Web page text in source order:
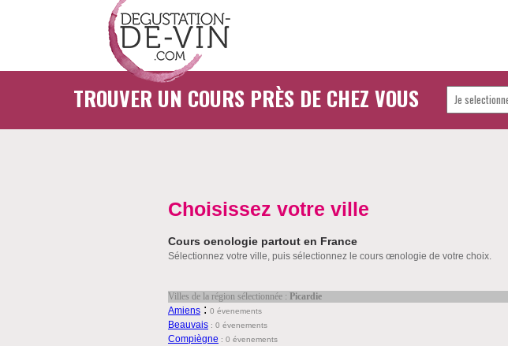
TROUVER UN COURS PRÈS DE CHEZ VOUS
Choisissez votre ville
Cours oenologie partout en France
Sélectionnez votre ville, puis sélectionnez le cours œnologie de votre choix.
Villes de la région sélectionnée : Picardie
Amiens : 0 évenements
Beauvais : 0 évenements
Compiègne : 0 évenements